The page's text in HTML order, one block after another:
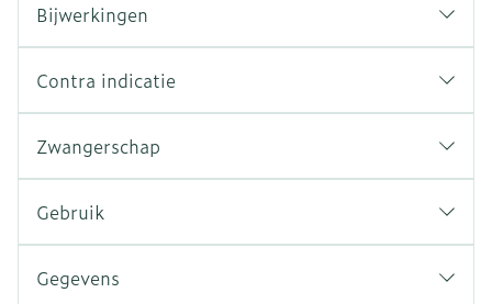
Bijwerkingen
Contra indicatie
Zwangerschap
Gebruik
Gegevens